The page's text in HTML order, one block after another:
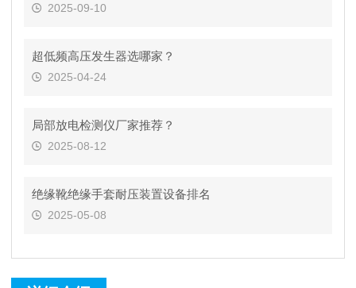
2025-09-10
超低频高压发生器选哪家？
2025-04-24
局部放电检测仪厂家推荐？
2025-08-12
绝缘靴绝缘手套耐压装置设备排名
2025-05-08